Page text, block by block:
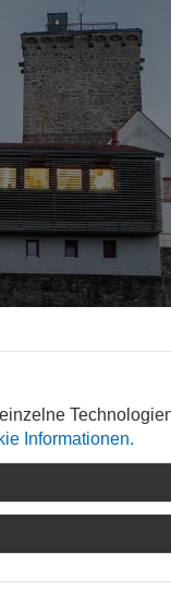
von
Informationen.